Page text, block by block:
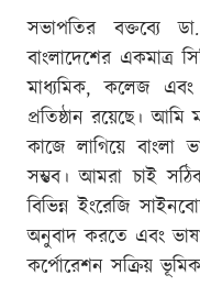
সভাপতির বক্তব্যে
বাংলাদেশের একমাত্র
মাধ্যমিক, কলেজ এবং
প্রতিষ্ঠান রয়েছে।
কাজে লাগিয়ে বাংলা
সম্ভব। আমরা চাই
বিভিন্ন ইংরেজি
অনুবাদ করতে এবং
কর্পোরেশন সক্রিয়